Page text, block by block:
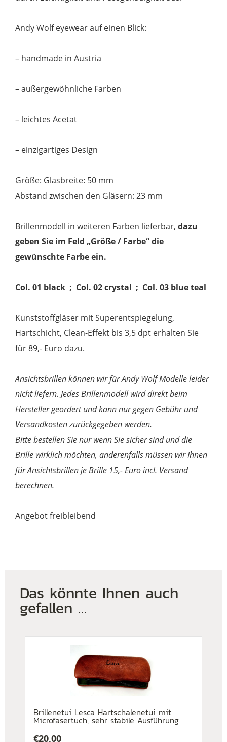
Andy Wolf eyewear auf einen Blick:
– handmade in Austria
– außergewöhnliche Farben
– leichtes Acetat
– einzigartiges Design
Größe: Glasbreite: 50 mm
Abstand zwischen den Gläsern: 23 mm
Brillenmodell in weiteren Farben lieferbar,dazu
geben Sie im Feld „Größe / Farbe“ die
gewünschte Farbe ein.
Col. 01 black ; Col. 02 crystal ; Col. 03 blue teal
Kunststoffgläser mit Superentspiegelung,
Hartschicht, Clean-Effekt bis 3,5 dpt erhalten Sie
für 89,- Euro dazu.
Ansichtsbrillen können wir für Andy Wolf Modelle leider
nicht liefern. Jedes Brillenmodell wird direkt beim
Hersteller geordert und kann nur gegen Gebühr und
Versandkosten zurückgegeben werden.
Bitte bestellen Sie nur wenn Sie sicher sind und die
Brille wirklich möchten, anderenfalls müssen wir Ihnen
für Ansichtsbrillen je Brille 15,- Euro incl. Versand
berechnen.
Angebot freibleibend
Das könnte Ihnen auch
gefallen …
Brillenetui Lesca Hartschalenetui mit
Microfasertuch, sehr stabile Ausführung
€20,00